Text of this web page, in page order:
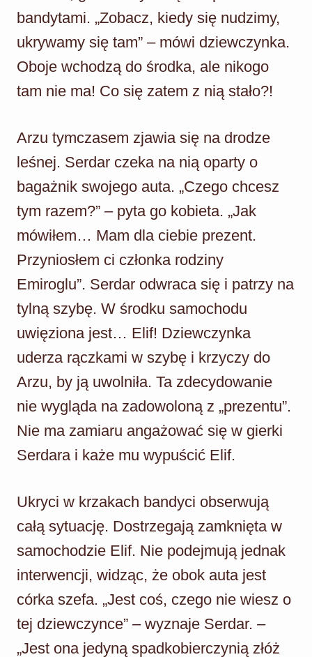
bandytami. „Zobacz, kiedy się nudzimy,
ukrywamy się tam” – mówi dziewczynka.
Oboje wchodzą do środka, ale nikogo
tam nie ma! Co się zatem z nią stało?!
Arzu tymczasem zjawia się na drodze
leśnej. Serdar czeka na nią oparty o
bagażnik swojego auta. „Czego chcesz
tym razem?” – pyta go kobieta. „Jak
mówiłem… Mam dla ciebie prezent.
Przyniosłem ci członka rodziny
Emiroglu”. Serdar odwraca się i patrzy na
tylną szybę. W środku samochodu
uwięziona jest… Elif! Dziewczynka
uderza rączkami w szybę i krzyczy do
Arzu, by ją uwolniła. Ta zdecydowanie
nie wygląda na zadowoloną z „prezentu”.
Nie ma zamiaru angażować się w gierki
Serdara i każe mu wypuścić Elif.
Ukryci w krzakach bandyci obserwują
całą sytuację. Dostrzegają zamknięta w
samochodzie Elif. Nie podejmują jednak
interwencji, widząc, że obok auta jest
córka szefa. „Jest coś, czego nie wiesz o
tej dziewczynce” – wyznaje Serdar. –
„Jest ona jedyną spadkobierczynią złóż